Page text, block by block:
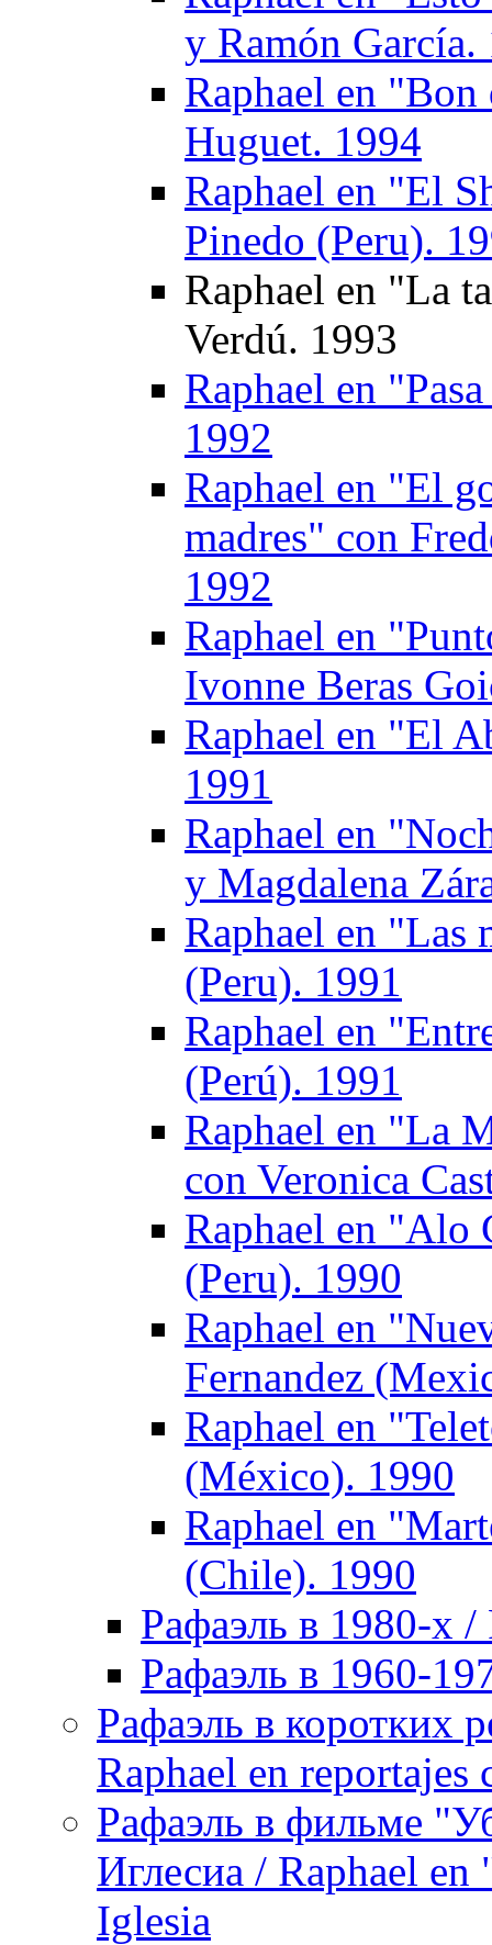
y Ramón García.
Raphael en
Huguet. 1994
Raphael en "El
Pinedo (Peru).
Raphael en "La
Verdú. 1993
Raphael en
1992
Raphael en "El
madres" con
1992
Raphael en
Ivonne Beras
Raphael en "El
1991
Raphael en
y Magdalena
Raphael en "Las
(Peru). 1991
Raphael en
(Perú). 1991
Raphael en "La
con Veronica
Raphael en "Alo
(Peru). 1990
Raphael en
Fernandez
Raphael en
(México). 1990
Raphael en
(Chile). 1990
Рафаэль в 1980-х /
Рафаэль в 1960-
Рафаэль в коротких
Raphael en reportajes
Рафаэль в фильме
Иглесиа / Raphael
Iglesia